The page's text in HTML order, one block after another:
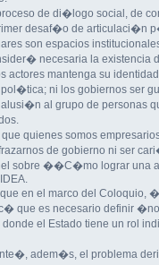
de di�logo social, de
desaf�o de articulaci�n
son espacios
necesaria la
actores mantenga su
ni los gobiernos ser
al grupo de personas
quienes somos
de gobierno ni ser
sobre ��C�mo lograr
en el marco del Coloquio,
que es necesario definir
el Estado tiene un rol
adem�s, el problema